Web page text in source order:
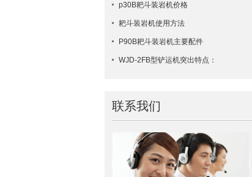
p30B耙斗装岩机价格
耙斗装岩机使用方法
​P90B耙斗装岩机主要配件
WJD-2FB型铲运机突出特点：
联系我们